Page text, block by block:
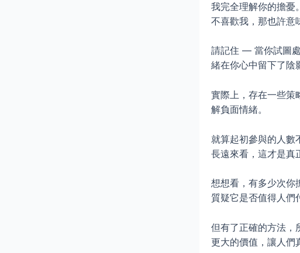
我完全理解你的擔憂
不喜歡我，那也許意
請記住 — 當你試圖
緒在你心中留下了陰
實際上，存在一些策
解負面情緒。
就算起初參與的人數
長遠來看，這才是真
想想看，有多少次你
質疑它是否值得人們
但有了正確的方法，
更大的價值，讓人們